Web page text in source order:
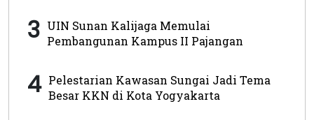
3 UIN Sunan Kalijaga Memulai
Pembangunan Kampus II Pajangan
4 Pelestarian Kawasan Sungai Jadi Tema
Besar KKN di Kota Yogyakarta